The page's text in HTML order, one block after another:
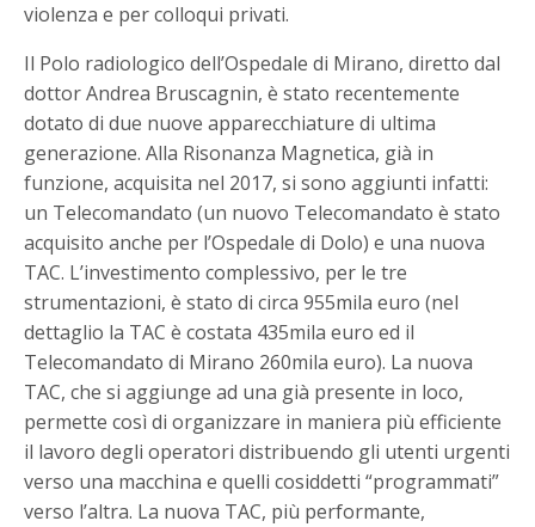
violenza e per colloqui privati.
Il Polo radiologico dell’Ospedale di Mirano, diretto dal
dottor Andrea Bruscagnin, è stato recentemente
dotato di due nuove apparecchiature di ultima
generazione. Alla Risonanza Magnetica, già in
funzione, acquisita nel 2017, si sono aggiunti infatti:
un Telecomandato (un nuovo Telecomandato è stato
acquisito anche per l’Ospedale di Dolo) e una nuova
TAC. L’investimento complessivo, per le tre
strumentazioni, è stato di circa 955mila euro (nel
dettaglio la TAC è costata 435mila euro ed il
Telecomandato di Mirano 260mila euro). La nuova
TAC, che si aggiunge ad una già presente in loco,
permette così di organizzare in maniera più efficiente
il lavoro degli operatori distribuendo gli utenti urgenti
verso una macchina e quelli cosiddetti “programmati”
verso l’altra. La nuova TAC, più performante,